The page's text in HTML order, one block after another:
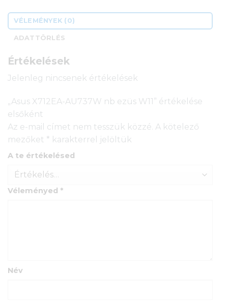
VÉLEMÉNYEK (0)
ADATTÖRLÉS
Értékelések
Jelenleg nincsenek értékelések
„Asus X712EA-AU737W nb ezüs W11” értékelése
elsőként
Az e-mail címet nem tesszük közzé. A kötelező
mezőket * karakterrel jelöltük
A te értékelésed
Véleményed *
Név